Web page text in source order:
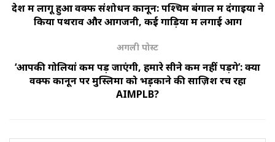
देश में लागू हुआ वक्फ संशोधन कानून: पश्चिम बंगाल में दंगाइयों ने
किया पथराव और आगजनी, कई गाड़ियों में लगाई आग
अगली पोस्ट
‘आपकी गोलियां कम पड़ जाएंगी, हमारे सीने कम नहीं पड़ेंगे’: क्या
वक्फ कानून पर मुस्लिमों को भड़़काने की साज़िश रच रहा
AIMPLB?